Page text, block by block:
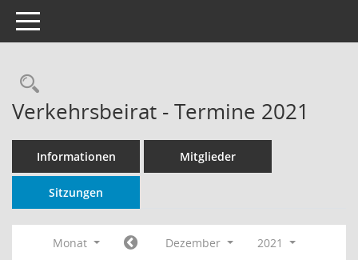
Toggle navigation
Rechercheauswahl
Verkehrsbeirat - Termine 2021
Informationen Mitglieder
Sitzungen
Monat Dezember
2021